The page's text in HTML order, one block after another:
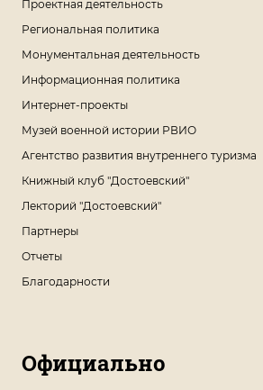
Проектная деятельность
Региональная политика
Монументальная деятельность
Информационная политика
Интернет-проекты
Музей военной истории РВИО
Агентство развития внутреннего туризма
Книжный клуб "Достоевский"
Лекторий "Достоевский"
Партнеры
Отчеты
Благодарности
Официально